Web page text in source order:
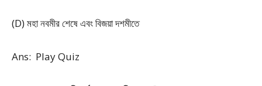
(D) মহা নবমীর শেষে এবং বিজয়া দশমীতে
Ans: Play Quiz